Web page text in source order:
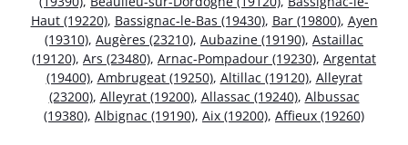
Haut (19220), Bassignac-le-Bas (19430), Bar (19800), Ayen
(19310), Augères (23210), Aubazine (19190), Astaillac
(19120), Ars (23480), Arnac-Pompadour (19230), Argentat
(19400), Ambrugeat (19250), Altillac (19120), Alleyrat
(23200), Alleyrat (19200), Allassac (19240), Albussac
(19380), Albignac (19190), Aix (19200), Affieux (19260)